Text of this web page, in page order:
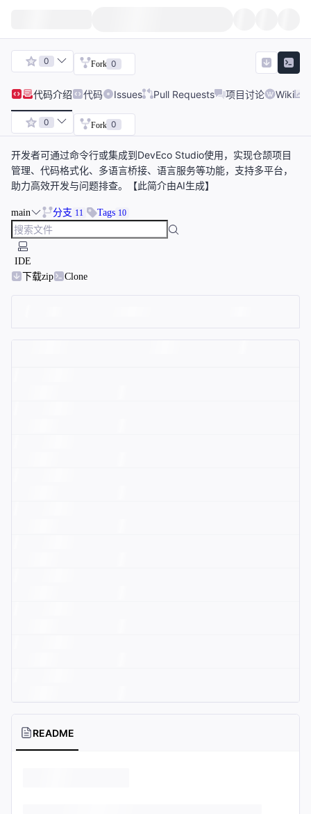
0 Fork 0
代码介绍 代码 Issues Pull Requests 项目讨论 Wiki
0 Fork 0
开发者可通过命令行或集成到DevEco Studio使用，实现仓颉项目
管理、代码格式化、多语言桥接、语言服务等功能，支持多平台，
助力高效开发与问题排查。【此简介由AI生成】
main 分支 11 Tags 10
IDE
下载zip
Clone
README